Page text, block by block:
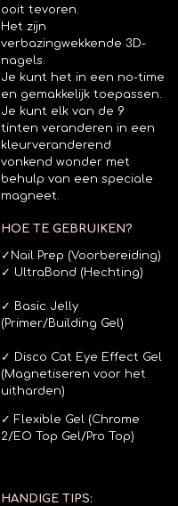
ooit tevoren.
Het zijn
verbazingwekkende 3D-
nagels.
Je kunt het in een no-time
en gemakkelijk toepassen.
Je kunt elk van de 9
tinten veranderen in een
kleurveranderend
vonkend wonder met
behulp van een speciale
magneet.
HOE TE GEBRUIKEN?
✓ Nail Prep (Voorbereiding)
✓ UltraBond (Hechting)
✓ Basic Jelly
(Primer/Building Gel)
✓ Disco Cat Eye Effect Gel
(Magnetiseren voor het
uitharden)
✓ Flexible Gel (Chrome
2/EO Top Gel/Pro Top)
HANDIGE TIPS: